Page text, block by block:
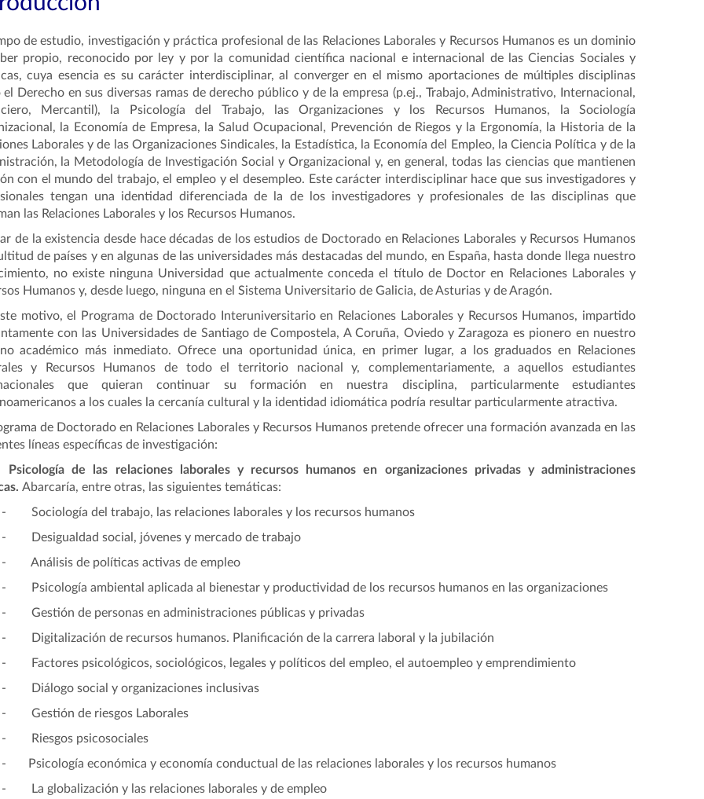
de estudio, investigación y práctica profesional de las Relaciones Laborales y Recursos Humanos es un dominio
propio, reconocido por ley y por la comunidad científica nacional e internacional de las Ciencias Sociales y
cuya esencia es su carácter interdisciplinar, al converger en el mismo aportaciones de múltiples disciplinas
el Derecho en sus diversas ramas de derecho público y de la empresa (p.ej., Trabajo, Administrativo, Internacional,
Mercantil), la Psicología del Trabajo, las Organizaciones y los Recursos Humanos, la Sociología
la Economía de Empresa, la Salud Ocupacional, Prevención de Riegos y la Ergonomía, la Historia de la
Laborales y de las Organizaciones Sindicales, la Estadística, la Economía del Empleo, la Ciencia Política y de la
la Metodología de Investigación Social y Organizacional y, en general, todas las ciencias que mantienen
con el mundo del trabajo, el empleo y el desempleo. Este carácter interdisciplinar hace que sus investigadores y
tengan una identidad diferenciada de la de los investigadores y profesionales de las disciplinas que
las Relaciones Laborales y los Recursos Humanos.
de la existencia desde hace décadas de los estudios de Doctorado en Relaciones Laborales y Recursos Humanos
de países y en algunas de las universidades más destacadas del mundo, en España, hasta donde llega nuestro
no existe ninguna Universidad que actualmente conceda el título de Doctor en Relaciones Laborales y
Humanos y, desde luego, ninguna en el Sistema Universitario de Galicia, de Asturias y de Aragón.
motivo, el Programa de Doctorado Interuniversitario en Relaciones Laborales y Recursos Humanos, impartido
con las Universidades de Santiago de Compostela, A Coruña, Oviedo y Zaragoza es pionero en nuestro
académico más inmediato. Ofrece una oportunidad única, en primer lugar, a los graduados en Relaciones
y Recursos Humanos de todo el territorio nacional y, complementariamente, a aquellos estudiantes
que quieran continuar su formación en nuestra disciplina, particularmente estudiantes
a los cuales la cercanía cultural y la identidad idiomática podría resultar particularmente atractiva.
de Doctorado en Relaciones Laborales y Recursos Humanos pretende ofrecer una formación avanzada en las
líneas específicas de investigación:
Psicología de las relaciones laborales y recursos humanos en organizaciones privadas y administraciones
Abarcaría, entre otras, las siguientes temáticas:
- Sociología del trabajo, las relaciones laborales y los recursos humanos
- Desigualdad social, jóvenes y mercado de trabajo
- Análisis de políticas activas de empleo
- Psicología ambiental aplicada al bienestar y productividad de los recursos humanos en las organizaciones
- Gestión de personas en administraciones públicas y privadas
- Digitalización de recursos humanos. Planificación de la carrera laboral y la jubilación
- Factores psicológicos, sociológicos, legales y políticos del empleo, el autoempleo y emprendimiento
- Diálogo social y organizaciones inclusivas
- Gestión de riesgos Laborales
- Riesgos psicosociales
- Psicología económica y economía conductual de las relaciones laborales y los recursos humanos
- La globalización y las relaciones laborales y de empleo